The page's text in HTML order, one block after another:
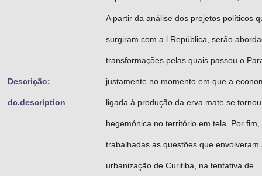
Descrição:
dc.description
A partir da análise dos projetos políticos
surgiram com a l República, serão
transformações pelas quais passou o
justamente no momento em que a
ligada à produção da erva mate se tornou
hegemónica no território em tela. Por fim,
trabalhadas as questões que envolveram
urbanização de Curitiba, na tentativa de